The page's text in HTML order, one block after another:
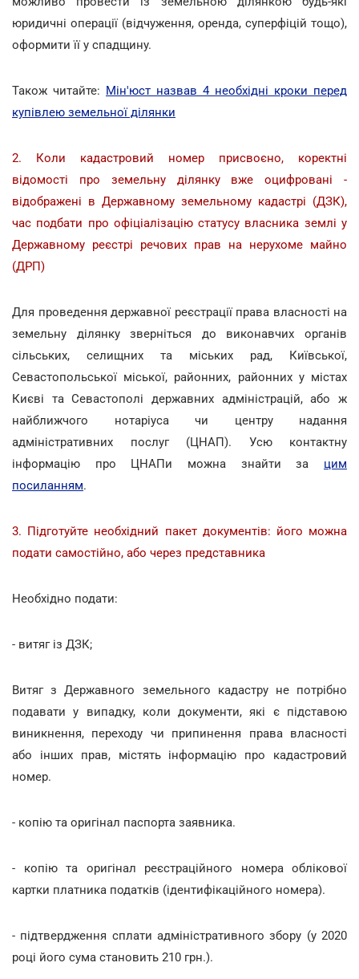
юридичні операції (відчуження, оренда, суперфіцій тощо),
оформити її у спадщину.
Також читайте: Мін'юст назвав 4 необхідні кроки перед
купівлею земельної ділянки
2. Коли кадастровий номер присвоєно, коректні
відомості про земельну ділянку вже оцифровані -
відображені в Державному земельному кадастрі (ДЗК),
час подбати про офіціалізацію статусу власника землі у
Державному реєстрі речових прав на нерухоме майно
(ДРП)
Для проведення державної реєстрації права власності на
земельну ділянку зверніться до виконавчих органів
сільських, селищних та міських рад, Київської,
Севастопольської міської, районних, районних у містах
Києві та Севастополі державних адміністрацій, або ж
найближчого нотаріуса чи центру надання
адміністративних послуг (ЦНАП). Усю контактну
інформацію про ЦНАПи можна знайти за цим
посиланням.
3. Підготуйте необхідний пакет документів: його можна
подати самостійно, або через представника
Необхідно подати:
- витяг із ДЗК;
Витяг з Державного земельного кадастру не потрібно
подавати у випадку, коли документи, які є підставою
виникнення, переходу чи припинення права власності
або інших прав, містять інформацію про кадастровий
номер.
- копію та оригінал паспорта заявника.
- копію та оригінал реєстраційного номера облікової
картки платника податків (ідентифікаційного номера).
- підтвердження сплати адміністративного збору (у 2020
році його сума становить 210 грн.).